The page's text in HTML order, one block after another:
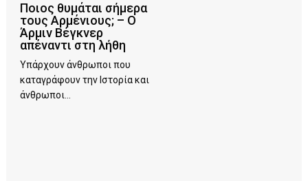
Ποιος θυμάται σήμερα
τους Αρμένιους; – Ο
Άρμιν Βέγκνερ
απέναντι στη λήθη
Υπάρχουν άνθρωποι που
καταγράφουν την Ιστορία και
άνθρωποι...